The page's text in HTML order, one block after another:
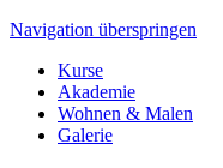
Navigation überspringen
Kurse
Akademie
Wohnen & Malen
Galerie